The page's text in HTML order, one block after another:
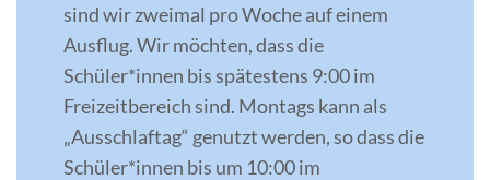
sind wir zweimal pro Woche auf einem
Ausflug. Wir möchten, dass die
Schüler*innen bis spätestens 9:00 im
Freizeitbereich sind. Montags kann als
„Ausschlaftag“ genutzt werden, so dass die
Schüler*innen bis um 10:00 im